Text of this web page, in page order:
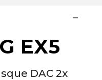
EX5
DAC 2x